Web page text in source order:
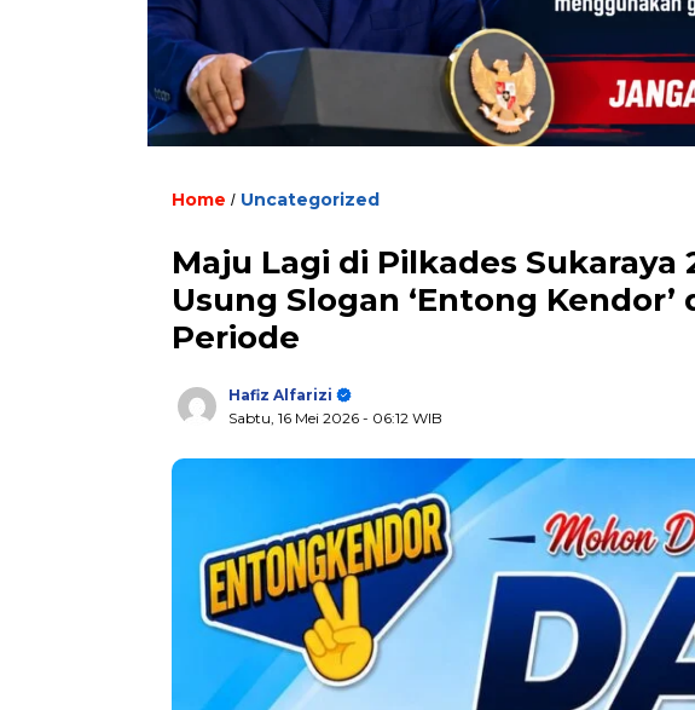
Home / Uncategorized
Maju Lagi di Pilkades Sukaraya
Usung Slogan ‘Entong
Periode
Hafiz Alfarizi
Sabtu, 16 Mei 2026 - 06:12 WIB